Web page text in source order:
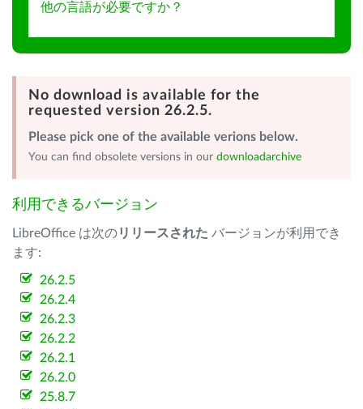
他の言語が必要ですか？
No download is available for the
requested version 26.2.5.
Please pick one of the available verions below.
You can find obsolete versions in our downloadarchive
利用できるバージョン
LibreOffice は次のリリースされた バージョンが利用でき
ます:
26.2.5
26.2.4
26.2.3
26.2.2
26.2.1
26.2.0
25.8.7